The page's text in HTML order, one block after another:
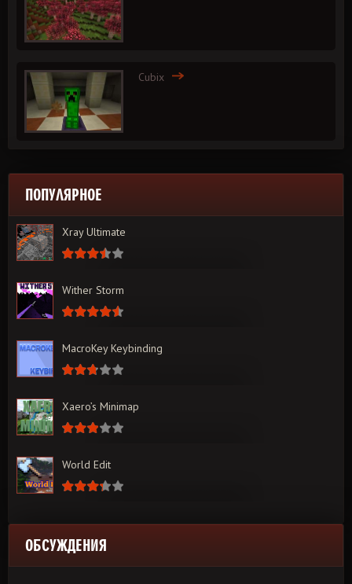
Cubix
ПОПУЛЯРНОЕ
Xray Ultimate
Wither Storm
MacroKey Keybinding
Xaero’s Minimap
World Edit
ОБСУЖДЕНИЯ